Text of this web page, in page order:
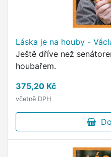
Láska je na houby -
Ještě dříve než
houbařem.
375,20 Kč
včetně DPH
Do